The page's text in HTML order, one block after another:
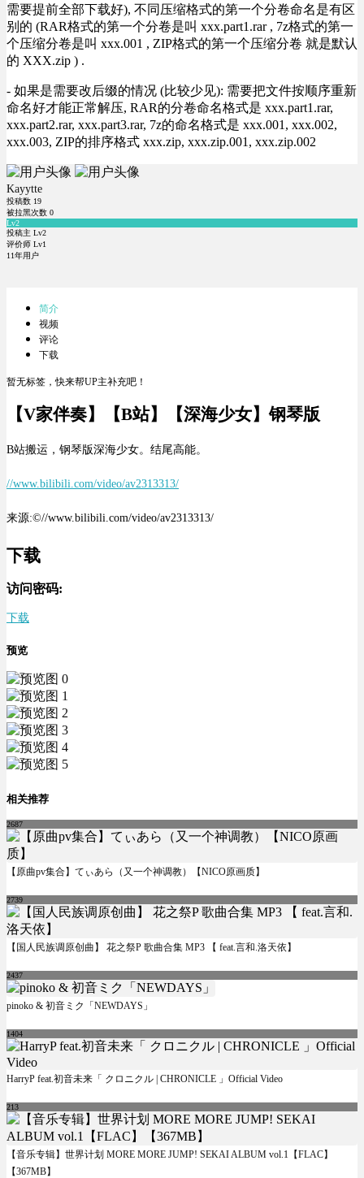
需要提前全部下载好), 不同压缩格式的第一个分卷命名是有区
别的 (RAR格式的第一个分卷是叫 xxx.part1.rar , 7z格式的第一
个压缩分卷是叫 xxx.001 , ZIP格式的第一个压缩分卷 就是默认
的 XXX.zip ) .
- 如果是需要改后缀的情况 (比较少见): 需要把文件按顺序重新
命名好才能正常解压, RAR的分卷命名格式是 xxx.part1.rar,
xxx.part2.rar, xxx.part3.rar, 7z的命名格式是 xxx.001, xxx.002,
xxx.003, ZIP的排序格式 xxx.zip, xxx.zip.001, xxx.zip.002
Kayytte
投稿数 19
被拉黑次数 0
Lv2
投稿主 Lv2
评价师 Lv1
11年用户
简介
视频
评论
下载
暂无标签，快来帮UP主补充吧！
【V家伴奏】【B站】【深海少女】钢琴版
B站搬运，钢琴版深海少女。结尾高能。
//www.bilibili.com/video/av2313313/
来源:©//www.bilibili.com/video/av2313313/
下载
访问密码:
下载
预览
相关推荐
2687
【原曲pv集合】てぃあら（又一个神调教）【NICO原画质】
2739
【国人民族调原创曲】 花之祭P 歌曲合集 MP3 【 feat.言和.洛天依】
2437
pinoko & 初音ミク「NEWDAYS」
1404
HarryP feat.初音未来「 クロニクル | CHRONICLE 」Official Video
213
【音乐专辑】世界计划 MORE MORE JUMP! SEKAI ALBUM vol.1【FLAC】
【367MB】